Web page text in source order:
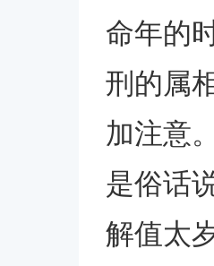
命年的
刑的属
加注意
是俗话
解值太